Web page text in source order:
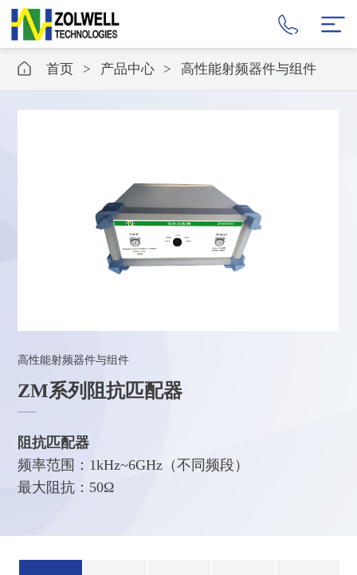
首页 > 产品中心 > 高性能射频器件与组件
高性能射频器件与组件
ZM系列阻抗匹配器
阻抗匹配器
频率范围：1kHz~6GHz（不同频段）
最大阻抗：50Ω